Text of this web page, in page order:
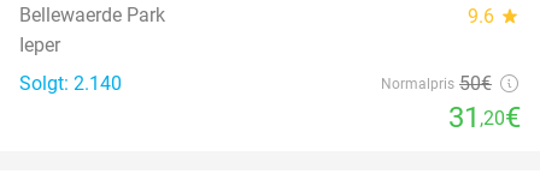
Bellewaerde Park 9.6 star
Ieper
Solgt: 2.140
Normalpris 50€
31 ,20€